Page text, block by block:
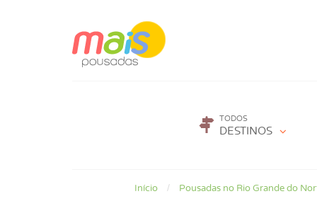
TODOS
DESTINOS
Início Pousadas no Rio Grande do